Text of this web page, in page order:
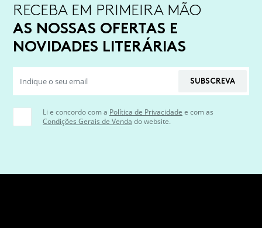
RECEBA EM PRIMEIRA MÃO
AS NOSSAS OFERTAS E
NOVIDADES LITERÁRIAS
SUBSCREVA
Li e concordo com a Política de Privacidade e com as
Condições Gerais de Venda do website.